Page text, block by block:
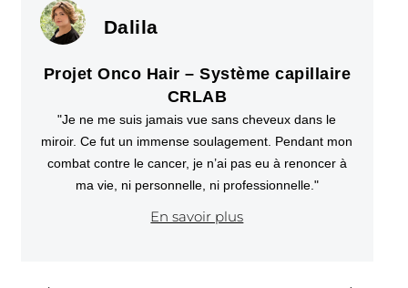
Dalila
Projet Onco Hair – Système capillaire
CRLAB
"Je ne me suis jamais vue sans cheveux dans le
miroir. Ce fut un immense soulagement. Pendant mon
combat contre le cancer, je n’ai pas eu à renoncer à
ma vie, ni personnelle, ni professionnelle."
En savoir plus